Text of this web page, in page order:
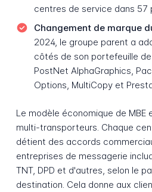
centres de service dans 57
Changement de marque
2024, le groupe parent a
côtés de son portefeuille
PostNet AlphaGraphics,
Options, MultiCopy et
Le modèle économique de
multi-transporteurs. Chaque
détient des accords
entreprises de messagerie
TNT, DPD et d'autres, selon le
destination. Cela donne aux